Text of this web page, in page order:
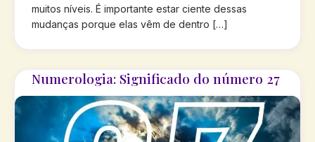
muitos níveis. É importante estar ciente dessas
mudanças porque elas vêm de dentro […]
Numerologia: Significado do número 27